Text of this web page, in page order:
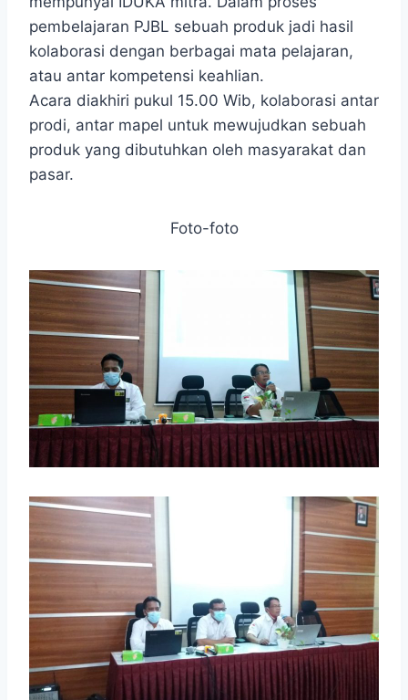
pembelajaran PJBL sebuah produk jadi hasil
kolaborasi dengan berbagai mata pelajaran,
atau antar kompetensi keahlian.
Acara diakhiri pukul 15.00 Wib, kolaborasi antar
prodi, antar mapel untuk mewujudkan sebuah
produk yang dibutuhkan oleh masyarakat dan
pasar.
Foto-foto